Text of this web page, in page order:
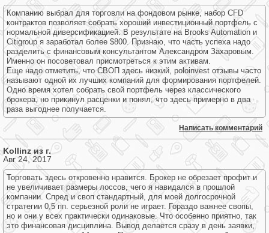
Компанию выбрал для торговли на фондовом рынке, набор CFD
контрактов позволяет собрать хороший инвестиционный портфель с
нормальной диверсификацией. В результате на Brooks Automation и
Citigroup я заработал более $800. Признаю, что часть успеха надо
разделить с финансовым консультантом Александром Захаровым.
Именно он посоветовал присмотреться к этим активам.
Еще надо отметить, что СВОП здесь низкий, poloinvest отзывы часто
называют одной их лучших компаний для формирования портфелей.
Одно время хотел собрать свой портфель через классического
брокера, но прикинул расценки и понял, что здесь примерно в два
раза выгоднее получается.
Написать комментарий
Kollinz из г.
Авг 24, 2017
Торговать здесь откровенно нравится. Брокер не обрезает профит и
не увеличивает размеры лоссов, чего я навидался в прошлой
компании. Спред и своп стандартный, для моей долгосрочной
стратегии 0,5 пп. серьезной роли не играет. Гораздо важнее свопы,
но и они у всех практически одинаковые. Что особенно приятно, так
это финансовая дисциплина. Вывод делается сразу в день заявки,